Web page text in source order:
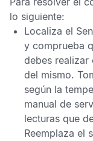
lo siguiente:
Localiza el
y comprueba
debes realizar
del mismo.
según la
manual de
lecturas que
Reemplaza el